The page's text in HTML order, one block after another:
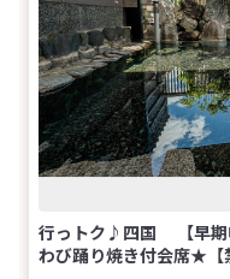
行っトク♪四国 【早期
わび踊り焼き付会席★【